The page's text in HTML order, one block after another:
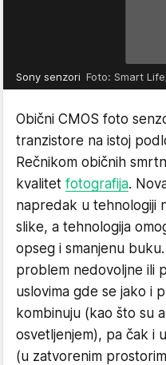
Sony senzori Foto: Smart
Obični CMOS foto
tranzistore na istoj
Rečnikom običnih
kvalitet fotografija.
napredak u tehnologiji
slike, a tehnologija
opseg i smanjenu
problem nedovoljne ili
uslovima gde se jako i
kombinuju (kao što su
osvetljenjem), pa čak i
(u zatvorenim